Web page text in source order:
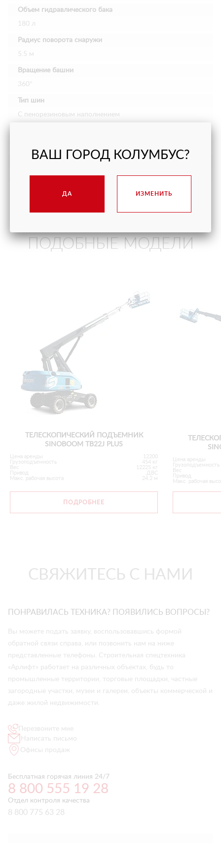
Объем гидравлического бака
180 л
Радиус поворота снаружи
5.5 м
Вращение башни
360°
Тип шин
С пенорезиновым наполнением
11 400 кг
ПОДОБНЫЕ МОДЕЛИ
ТЕЛЕСКОПИЧЕСКИЙ ПОДЪЕМНИК
SINOBOOM TB22J PLUS
Цена аренды
12200
Грузоподъемность
454 кг
Вес
12225 кг
Привод
ДВС
Макс. рабочая высота
24.2 м
ПОДРОБНЕЕ
Цена аренды
Грузоподъемность
Вес
Привод
Макс. рабочая
СВЯЖИТЕСЬ С НАМИ
ПОНРАВИЛАСЬ ТЕХНИКА? ПОЯВИЛИСЬ ВОПРОСЫ?
Вы можете подать заявку, воспользовавшись формой
обратной связи справа, или позвонить нам на ниже
представленные телефоны. Строительная спецтехника
«Арлифт» работает на различных объектах, будь то
промышленные территории, торговые площадки, частные
загородные участки, музеи и галереи, объекты коммерческой и
даже жилой недвижимости.
Перезвоните мне
Написать письмо
Офисы продаж
Бесплатная горячая линия 24/7
8 800 555 19 28
Отдел контроля качества
8 800 775 63 28
ВАШ ГОРОД КОЛУМБУС?
ДА ИЗМЕНИТЬ